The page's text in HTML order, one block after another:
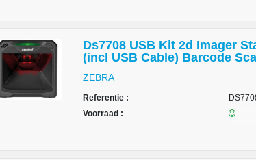
Ds7708 USB Kit 2d Imager
(incl USB Cable) Barcode
ZEBRA
Referentie :
Voorraad :